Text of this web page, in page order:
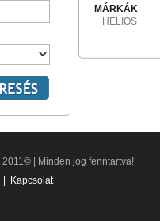
MÁRKÁK
HELIOS
| 2011© | Minden jog fenntartva!
Kapcsolat